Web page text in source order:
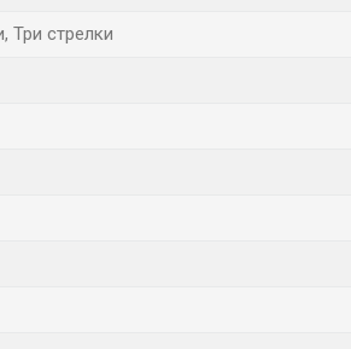
Три стрелки